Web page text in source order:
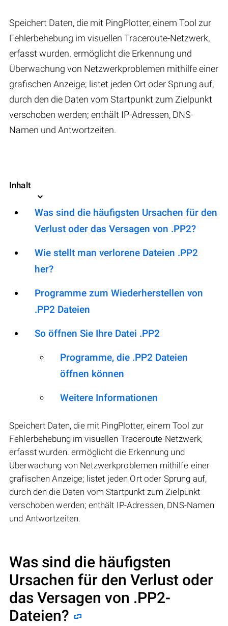
Speichert Daten, die mit PingPlotter, einem Tool zur
Fehlerbehebung im visuellen Traceroute-Netzwerk,
erfasst wurden. ermöglicht die Erkennung und
Überwachung von Netzwerkproblemen mithilfe einer
grafischen Anzeige; listet jeden Ort oder Sprung auf,
durch den die Daten vom Startpunkt zum Zielpunkt
verschoben werden; enthält IP-Adressen, DNS-
Namen und Antwortzeiten.
Inhalt
Was sind die häufigsten Ursachen für den
Verlust oder das Versagen von .PP2?
Wie stellt man verlorene Dateien .PP2
her?
Programme zum Wiederherstellen von
.PP2 Dateien
So öffnen Sie Ihre Datei .PP2
Programme, die .PP2 Dateien
öffnen können
Weitere Informationen
Speichert Daten, die mit PingPlotter, einem Tool zur
Fehlerbehebung im visuellen Traceroute-Netzwerk,
erfasst wurden. ermöglicht die Erkennung und
Überwachung von Netzwerkproblemen mithilfe einer
grafischen Anzeige; listet jeden Ort oder Sprung auf,
durch den die Daten vom Startpunkt zum Zielpunkt
verschoben werden; enthält IP-Adressen, DNS-Namen
und Antwortzeiten.
Was sind die häufigsten
Ursachen für den Verlust oder
das Versagen von .PP2-
Dateien?